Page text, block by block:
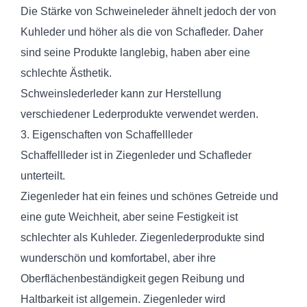
Die Stärke von Schweineleder ähnelt jedoch der von
Kuhleder und höher als die von Schafleder. Daher
sind seine Produkte langlebig, haben aber eine
schlechte Ästhetik.
Schweinslederleder kann zur Herstellung
verschiedener Lederprodukte verwendet werden.
3. Eigenschaften von Schaffellleder
Schaffellleder ist in Ziegenleder und Schafleder
unterteilt.
Ziegenleder hat ein feines und schönes Getreide und
eine gute Weichheit, aber seine Festigkeit ist
schlechter als Kuhleder. Ziegenlederprodukte sind
wunderschön und komfortabel, aber ihre
Oberflächenbeständigkeit gegen Reibung und
Haltbarkeit ist allgemein. Ziegenleder wird